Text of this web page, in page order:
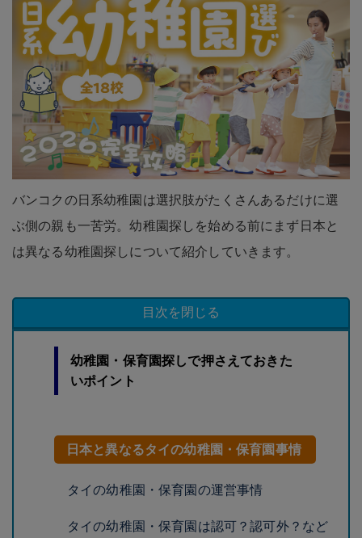
バンコクの日系幼稚園は選択肢がたくさんあるだけに選
ぶ側の親も一苦労。幼稚園探しを始める前にまず日本と
は異なる幼稚園探しについて紹介していきます。
目次を閉じる
幼稚園・保育園探しで押さえておきた
いポイント
日本と異なるタイの幼稚園・保育園事情
タイの幼稚園・保育園の運営事情
タイの幼稚園・保育園は認可？認可外？など